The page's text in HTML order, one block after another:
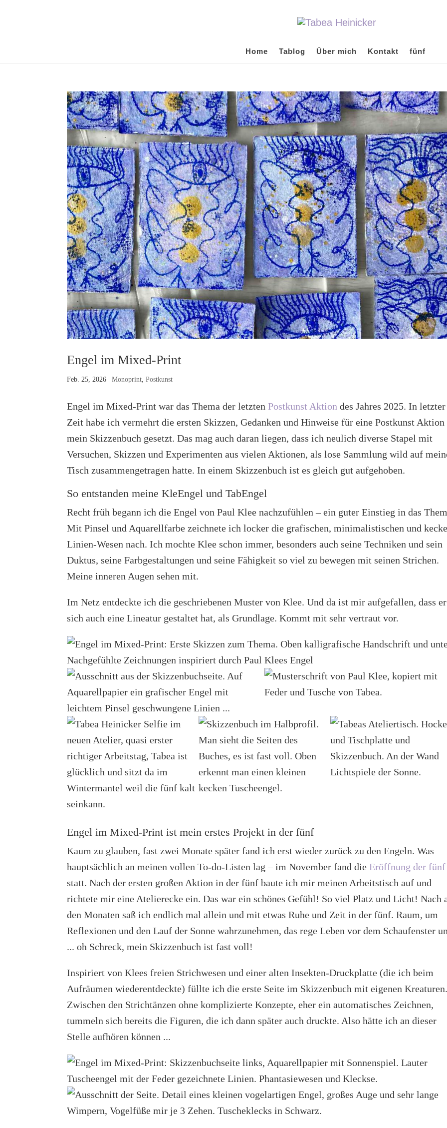
Home Tablog Über mich Kontakt fünf
Engel im Mixed-Print
Feb. 25, 2026 |Monoprint ,Postkunst
Engel im Mixed-Print war das Thema der letztenPostkunst Aktion des Jahres 2025. In letzter
Zeit habe ich vermehrt die ersten Skizzen, Gedanken und Hinweise für eine Postkunst
mein Skizzenbuch gesetzt. Das mag auch daran liegen, dass ich neulich diverse Stapel mit
Versuchen, Skizzen und Experimenten aus vielen Aktionen, als lose Sammlung wild auf
Tisch zusammengetragen hatte. In einem Skizzenbuch ist es gleich gut aufgehoben.
So entstanden meine KleEngel und TabEngel
Recht früh begann ich die Engel von Paul Klee nachzufühlen – ein guter Einstieg in das
Mit Pinsel und Aquarellfarbe zeichnete ich locker die grafischen, minimalistischen und
Linien-Wesen nach. Ich mochte Klee schon immer, besonders auch seine Techniken und sein
Duktus, seine Farbgestaltungen und seine Fähigkeit so viel zu bewegen mit seinen Strichen.
Meine inneren Augen sehen mit.
Im Netz entdeckte ich die geschriebenen Muster von Klee. Und da ist mir aufgefallen, dass er
sich auch eine Lineatur gestaltet hat, als Grundlage. Kommt mit sehr vertraut vor.
Engel im Mixed-Print ist mein erstes Projekt in der fünf
Kaum zu glauben, fast zwei Monate später fand ich erst wieder zurück zu den Engeln. Was
hauptsächlich an meinen vollen To-do-Listen lag – im November fand dieEröffnung der fünf
statt. Nach der ersten großen Aktion in der fünf baute ich mir meinen Arbeitstisch auf und
richtete mir eine Atelierecke ein. Das war ein schönes Gefühl! So viel Platz und Licht! Nach
den Monaten saß ich endlich mal allein und mit etwas Ruhe und Zeit in der fünf. Raum, um
Reflexionen und den Lauf der Sonne wahrzunehmen, das rege Leben vor dem Schaufenster
... oh Schreck, mein Skizzenbuch ist fast voll!
Inspiriert von Klees freien Strichwesen und einer alten Insekten-Druckplatte (die ich beim
Aufräumen wiederentdeckte) füllte ich die erste Seite im Skizzenbuch mit eigenen
Zwischen den Strichtänzen ohne komplizierte Konzepte, eher ein automatisches Zeichnen,
tummeln sich bereits die Figuren, die ich dann später auch druckte. Also hätte ich an dieser
Stelle aufhören können ...